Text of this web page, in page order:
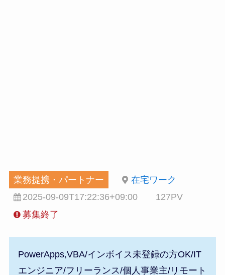
業務提携・パートナー
在宅ワーク
2025-09-09T17:22:36+09:00
127PV
募集終了
PowerApps,VBA/インボイス未登録の方OK/IT
エンジニア/フリーランス/個人事業主/リモート